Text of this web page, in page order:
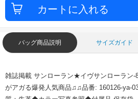
バッグ商品説明 サイズガイド
雑誌掲載 サンローラン★イヴサンローラン-
がアガる爆発人気商品♫♫品番: 160126-ya-